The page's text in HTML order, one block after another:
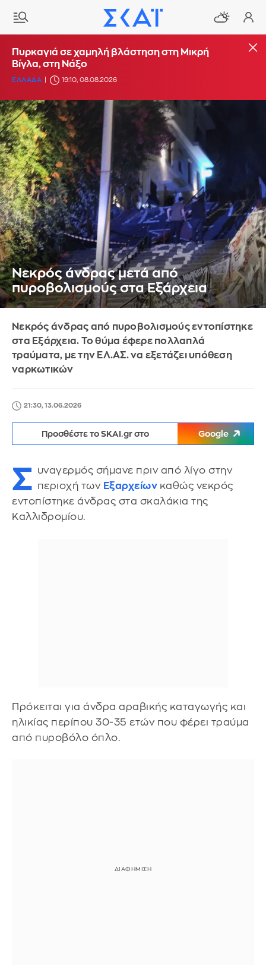
Πυρκαγιά σε χαμηλή βλάστηση στη Μικρή
Βίγλα, στη Νάξο
ΕΛΛΑΔΑ 19:10, 08.08.2026
Νεκρός άνδρας μετά από
πυροβολισμούς στα Εξάρχεια
Νεκρός άνδρας από πυροβολισμούς εντοπίστηκε
στα Εξάρχεια. Το θύμα έφερε πολλαπλά
τραύματα, με την ΕΛ.ΑΣ. να εξετάζει υπόθεση
ναρκωτικών
21:30, 13.06.2026
Προσθέστε το SKAI.gr στο Google
Σ υναγερμός σήμανε πριν από λίγο στην
περιοχή των Εξαρχείων καθώς νεκρός
εντοπίστηκε άνδρας στα σκαλάκια της
Καλλιδρομίου.
Πρόκειται για άνδρα αραβικής καταγωγής και
ηλικίας περίπου 30-35 ετών που φέρει τραύμα
από πυροβόλο όπλο.